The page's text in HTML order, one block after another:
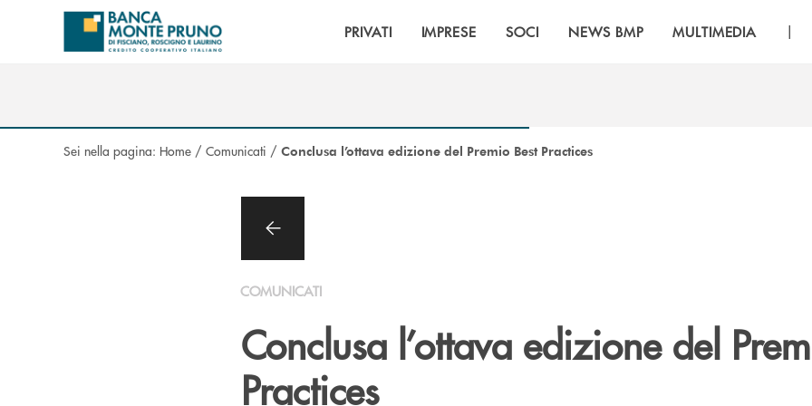
Salta al contenuto principale
PRIVATI IMPRESE SOCI NEWS BMP MULTIMEDIA |
Sei nella pagina: Home / Comunicati / Conclusa l’ottava edizione del Premio Best Practices
COMUNICATI
Conclusa l’ottava edizione del
Practices